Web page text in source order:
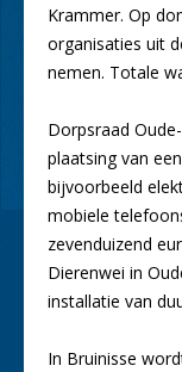
Krammer. Op
organisaties uit
nemen. Totale
Dorpsraad
plaatsing van
bijvoorbeeld
mobiele
zevenduizend
Dierenwei in
installatie van
In Bruinisse